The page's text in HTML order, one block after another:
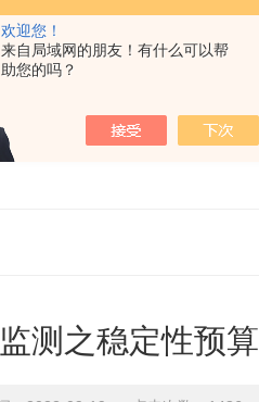
欢迎您！
来自局域网的朋友！有什么可以帮
助您的吗？
测之稳定性预算